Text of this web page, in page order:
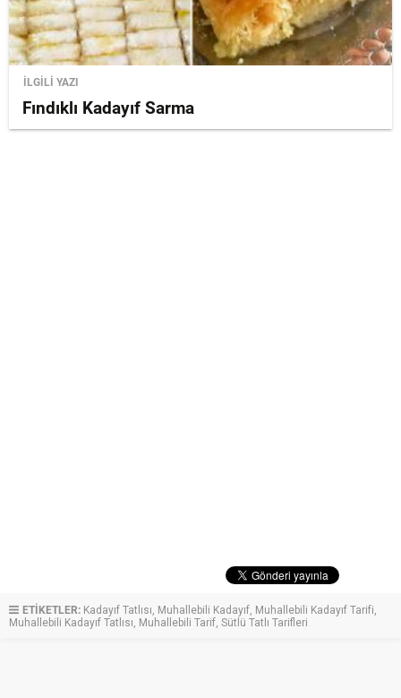
İLGİLİ YAZI
Fındıklı Kadayıf Sarma
ETİKETLER: Kadayıf Tatlısı Muhallebili Kadayıf Muhallebili Kadayıf Tarifi
Muhallebili Kadayıf Tatlısı Muhallebili Tarif Sütlü Tatlı Tarifleri